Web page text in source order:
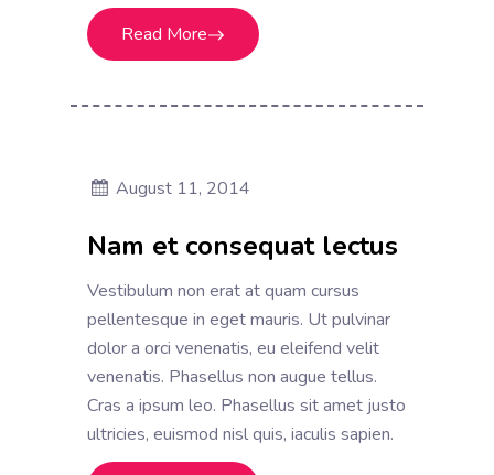
Read More
August 11, 2014
Nam et consequat lectus
Vestibulum non erat at quam cursus
pellentesque in eget mauris. Ut pulvinar
dolor a orci venenatis, eu eleifend velit
venenatis. Phasellus non augue tellus.
Cras a ipsum leo. Phasellus sit amet justo
ultricies, euismod nisl quis, iaculis sapien.